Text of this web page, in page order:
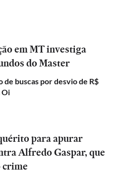
em MT investiga
do Master
buscas por desvio de R$
Oi
para apurar
Alfredo Gaspar, que
crime